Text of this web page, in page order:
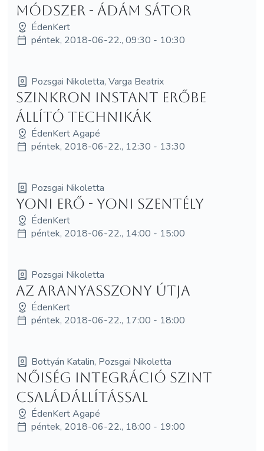
módszer - Ádám Sátor
ÉdenKert
péntek, 2018-06-22., 09:30 - 10:30
Pozsgai Nikoletta, Varga Beatrix
Szinkron Instant Erőbe
Állító technikák
ÉdenKert Agapé
péntek, 2018-06-22., 12:30 - 13:30
Pozsgai Nikoletta
Yoni Erő - Yoni Szentély
ÉdenKert
péntek, 2018-06-22., 14:00 - 15:00
Pozsgai Nikoletta
Az AranyAsszony Útja
ÉdenKert
péntek, 2018-06-22., 17:00 - 18:00
Bottyán Katalin, Pozsgai Nikoletta
Nőiség Integráció SzInT
Családállítással
ÉdenKert Agapé
péntek, 2018-06-22., 18:00 - 19:00